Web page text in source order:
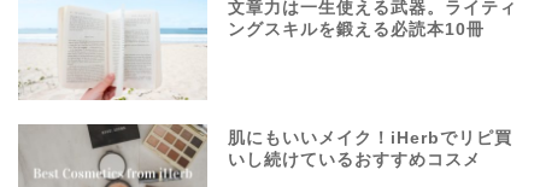
文章力は一生使える武器。ライティ
ングスキルを鍛える必読本10冊
肌にもいいメイク！iHerbでリピ買
いし続けているおすすめコスメ